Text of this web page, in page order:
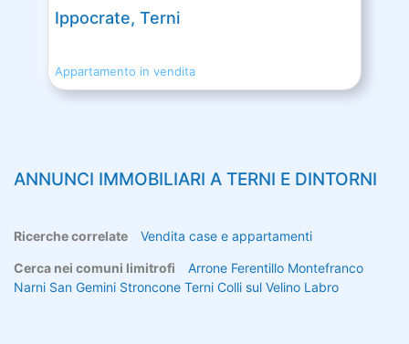
Ippocrate, Terni
Appartamento in vendita
ANNUNCI IMMOBILIARI A TERNI E DINTORNI
Ricerche correlate Vendita case e appartamenti
Cerca nei comuni limitrofi Arrone Ferentillo Montefranco
Narni San Gemini Stroncone Terni Colli sul Velino Labro